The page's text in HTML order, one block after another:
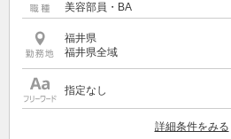
美容部員・BA
福井県
福井県全域
指定なし
詳細条件をみる